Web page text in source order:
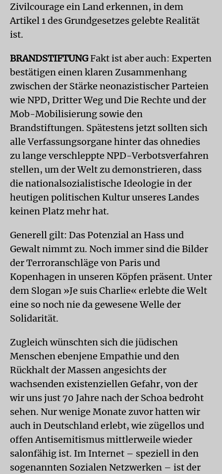
Zivilcourage ein Land erkennen, in dem
Artikel 1 des Grundgesetzes gelebte Realität
ist.
BRANDSTIFTUNGFakt ist aber auch: Experten
bestätigen einen klaren Zusammenhang
zwischen der Stärke neonazistischer Parteien
wie NPD, Dritter Weg und Die Rechte und der
Mob-Mobilisierung sowie den
Brandstiftungen. Spätestens jetzt sollten sich
alle Verfassungsorgane hinter das ohnedies
zu lange verschleppte NPD-Verbotsverfahren
stellen, um der Welt zu demonstrieren, dass
die nationalsozialistische Ideologie in der
heutigen politischen Kultur unseres Landes
keinen Platz mehr hat.
Generell gilt: Das Potenzial an Hass und
Gewalt nimmt zu. Noch immer sind die Bilder
der Terroranschläge von Paris und
Kopenhagen in unseren Köpfen präsent. Unter
dem Slogan »Je suis Charlie« erlebte die Welt
eine so noch nie da gewesene Welle der
Solidarität.
Zugleich wünschten sich die jüdischen
Menschen ebenjene Empathie und den
Rückhalt der Massen angesichts der
wachsenden existenziellen Gefahr, von der
wir uns just 70 Jahre nach der Schoa bedroht
sehen. Nur wenige Monate zuvor hatten wir
auch in Deutschland erlebt, wie zügellos und
offen Antisemitismus mittlerweile wieder
salonfähig ist. Im Internet – speziell in den
sogenannten Sozialen Netzwerken – ist der